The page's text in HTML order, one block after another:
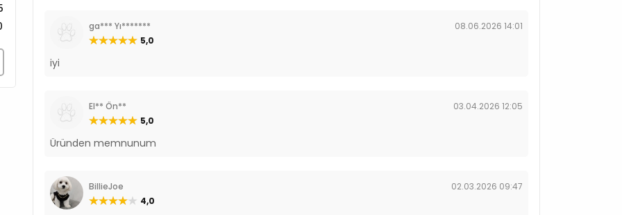
ga*** Yı*******
08.06.2026 14:01
5,0
iyi
El** Ön**
03.04.2026 12:05
5,0
Üründen memnunum
BillieJoe
02.03.2026 09:47
4,0